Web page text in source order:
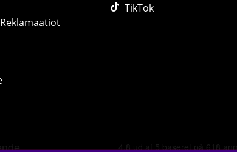
TikTok